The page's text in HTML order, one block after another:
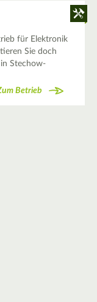
für Elektronik
Sie doch
Stechow-
Betrieb